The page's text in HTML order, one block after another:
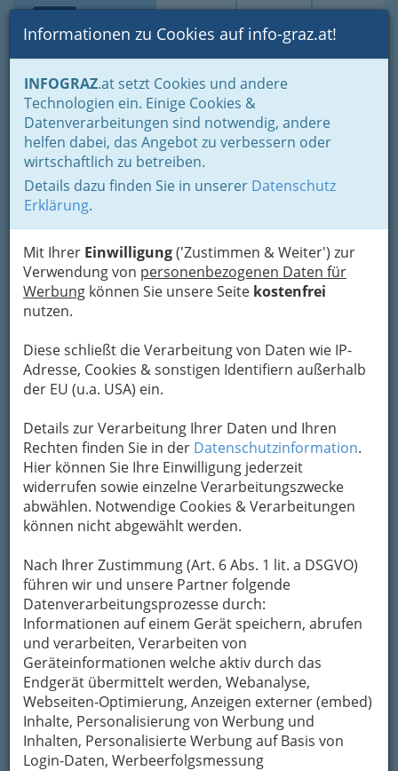
Suche Login Toggle
Informationen zu Cookies auf info-graz.at!
INFOGRAZ.at setzt Cookies und andere
Technologien ein. Einige Cookies &
Datenverarbeitungen sind notwendig, andere
helfen dabei, das Angebot zu verbessern oder
wirtschaftlich zu betreiben.
Details dazu finden Sie in unserer Datenschutz
Erklärung.
Mit Ihrer Einwilligung('Zustimmen & Weiter') zur
Verwendung von personenbezogenen Daten für
Werbung können Sie unsere Seite kostenfrei
nutzen.
Diese schließt die Verarbeitung von Daten wie IP-
Adresse, Cookies & sonstigen Identifiern außerhalb
der EU (u.a. USA) ein.
Details zur Verarbeitung Ihrer Daten und Ihren
Rechten finden Sie in der Datenschutzinformation.
Hier können Sie Ihre Einwilligung jederzeit
widerrufen sowie einzelne Verarbeitungszwecke
abwählen. Notwendige Cookies & Verarbeitungen
können nicht abgewählt werden.
Nach Ihrer Zustimmung (Art. 6 Abs. 1 lit. a DSGVO)
führen wir und unsere Partner folgende
Datenverarbeitungsprozesse durch:
Informationen auf einem Gerät speichern, abrufen
und verarbeiten, Verarbeiten von
Geräteinformationen welche aktiv durch das
Endgerät übermittelt werden, Webanalyse,
Webseiten-Optimierung, Anzeigen externer (embed)
Inhalte, Personalisierung von Werbung und
Inhalten, Personalisierte Werbung auf Basis von
Login-Daten, Werbeerfolgsmessung
Home Branchen
Gastronomie - regional und international
Nachtleben
Studentenlokale
Grammophon Gastro
GmbH
Maiffredygasse 12, 8010 Graz
+43 316 329 389
Karte
Adresse mit Google Maps anschauen
Kontaktaufnahme
Um die Info-Graz Firmenvor Spam-Mails zu
bewahren, verwenden wir an dieser Stelle zur
Übermittlung Ihrer Nachricht ein sicheres
Formular. Ihre Nachricht wird nach dem
Absenden umgehend per Mail an das
weitergeleitet.
Mein Name
Meine Email Adresse
Mein Betreff